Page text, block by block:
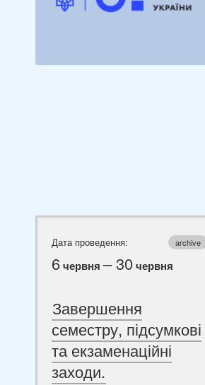
archive
Дата проведення:
6червня – 30 червня
Завершення
семестру, підсумкові
та екзаменаційні
заходи.